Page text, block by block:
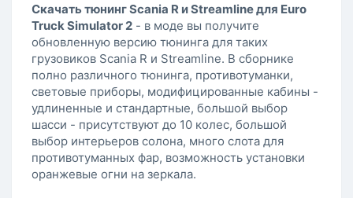
Скачать тюнинг Scania R и Streamline для Euro
Truck Simulator 2 - в моде вы получите
обновленную версию тюнинга для таких
грузовиков Scania R и Streamline. В сборнике
полно различного тюнинга, противотуманки,
световые приборы, модифицированные кабины -
удлиненные и стандартные, большой выбор
шасси - присутствуют до 10 колес, большой
выбор интерьеров солона, много слота для
противотуманных фар, возможность установки
оранжевые огни на зеркала.